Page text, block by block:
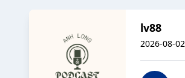
lv88
2026-08-02